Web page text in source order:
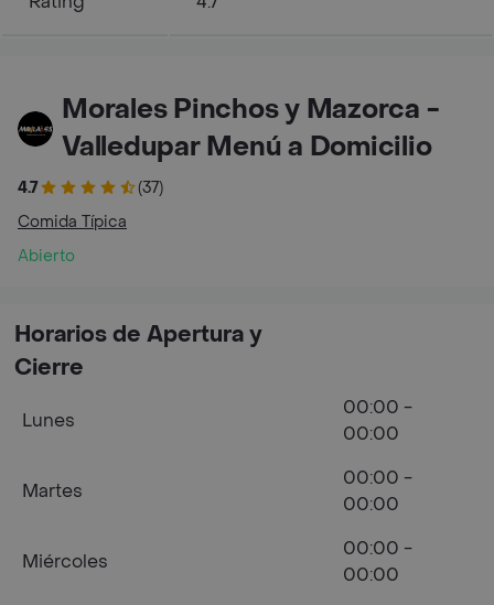
Morales Pinchos y Mazorca -
Valledupar Menú a Domicilio
4.7
(37)
Comida Típica
Abierto
Horarios de Apertura y
Cierre
Lunes
00:00 -
00:00
Martes
00:00 -
00:00
Miércoles
00:00 -
00:00